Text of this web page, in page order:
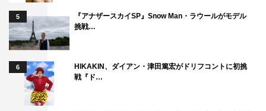
5
『アナザースカイSP』Snow Man・ラウールがモデル
挑戦…
6
HIKAKIN、ダイアン・津田篤宏がドリフコントに初挑
戦『ド…